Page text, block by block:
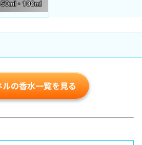
ルの香水一覧を見る